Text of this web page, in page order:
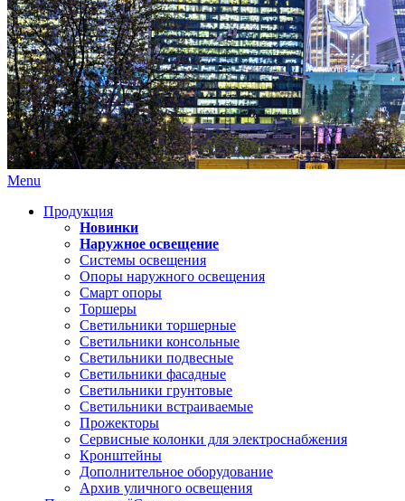
Menu
Продукция
Новинки
Наружное освещение
Системы освещения
Опоры наружного освещения
Смарт опоры
Торшеры
Светильники торшерные
Светильники консольные
Светильники подвесные
Светильники фасадные
Светильники грунтовые
Светильники встраиваемые
Прожекторы
Сервисные колонки для электроснабжения
Кронштейны
Дополнительное оборудование
Архив уличного освещения